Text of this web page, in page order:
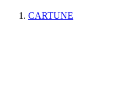
CARTUNE